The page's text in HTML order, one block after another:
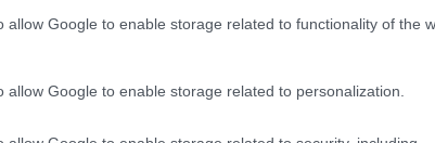
allow Google to enable storage related to functionality of the
allow Google to enable storage related to personalization.
amely a betegségek, gondok és a hideg tél
így a farsang utolsó, még egyszerre vidám és
hogy lezárul egy időszak.
elcsendesedés kezdete